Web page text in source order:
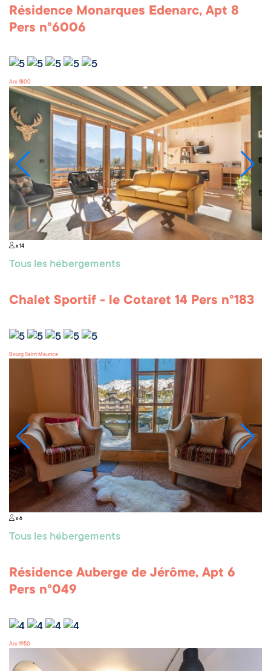
Résidence Monarques Edenarc, Apt 8
Pers n°6006
Arc 1800
x 14
Tous les hébergements
Chalet Sportif - le Cotaret 14 Pers n°183
Bourg Saint Maurice
x 6
Tous les hébergements
Résidence Auberge de Jérôme, Apt 6
Pers n°049
Arc 1950